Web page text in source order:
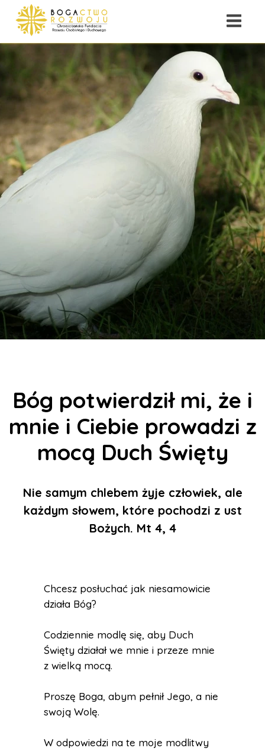
Bóg potwierdził mi, że i
mnie i Ciebie prowadzi z
mocą Duch Święty
Nie samym chlebem żyje człowiek, ale
każdym słowem, które pochodzi z ust
Bożych. Mt 4, 4
Chcesz posłuchać jak niesamowicie
działa Bóg?
Codziennie modlę się, aby Duch
Święty działał we mnie i przeze mnie
z wielką mocą.
Proszę Boga, abym pełnił Jego, a nie
swoją Wolę.
W odpowiedzi na te moje modlitwy